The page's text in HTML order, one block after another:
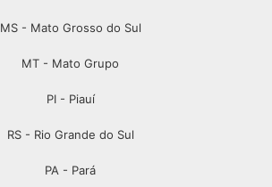
MS - Mato Grosso do Sul
MT - Mato Grupo
PI - Piauí
RS - Rio Grande do Sul
PA - Pará